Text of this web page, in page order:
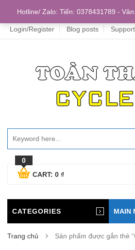
Home
Login/Register Blog posts Support
0
CART: 0 ₫
CATEGORIES MAIN
Trang chủ Sản phẩm được gắn thẻ
Hotline/ Zalo: Tiến: 0378431789 -